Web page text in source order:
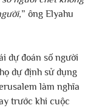
” ông Elyahu
dự đoán số người
dự định sử dụng
làm nghĩa
trước khi cuộc